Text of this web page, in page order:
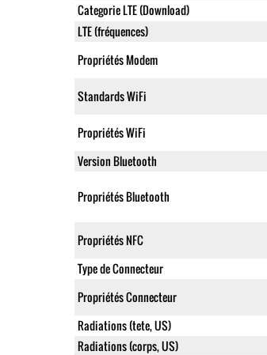
Categorie LTE (Download)
LTE (fréquences)
Propriétés Modem
Standards WiFi
Propriétés WiFi
Version Bluetooth
Propriétés Bluetooth
Propriétés NFC
Type de Connecteur
Propriétés Connecteur
Radiations (tete, US)
Radiations (corps, US)